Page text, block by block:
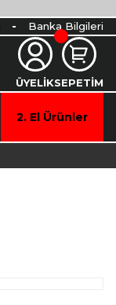
Banka Bilgileri
ÜYELİKSEPETİM
2. El Ürünler